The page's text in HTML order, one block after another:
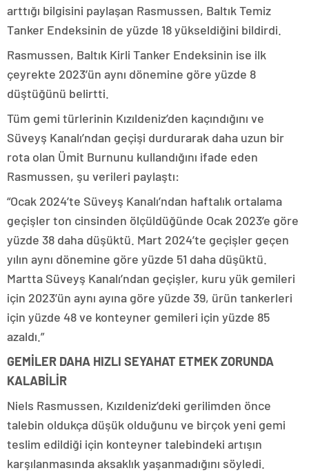
arttığı bilgisini paylaşan Rasmussen, Baltık Temiz
Tanker Endeksinin de yüzde 18 yükseldiğini bildirdi.
Rasmussen, Baltık Kirli Tanker Endeksinin ise ilk
çeyrekte 2023’ün aynı dönemine göre yüzde 8
düştüğünü belirtti.
Tüm gemi türlerinin Kızıldeniz’den kaçındığını ve
Süveyş Kanalı’ndan geçişi durdurarak daha uzun bir
rota olan Ümit Burnunu kullandığını ifade eden
Rasmussen, şu verileri paylaştı:
“Ocak 2024’te Süveyş Kanalı’ndan haftalık ortalama
geçişler ton cinsinden ölçüldüğünde Ocak 2023’e göre
yüzde 38 daha düşüktü. Mart 2024’te geçişler geçen
yılın aynı dönemine göre yüzde 51 daha düşüktü.
Martta Süveyş Kanalı’ndan geçişler, kuru yük gemileri
için 2023’ün aynı ayına göre yüzde 39, ürün tankerleri
için yüzde 48 ve konteyner gemileri için yüzde 85
azaldı.”
GEMİLER DAHA HIZLI SEYAHAT ETMEK ZORUNDA
KALABİLİR
Niels Rasmussen, Kızıldeniz’deki gerilimden önce
talebin oldukça düşük olduğunu ve birçok yeni gemi
teslim edildiği için konteyner talebindeki artışın
karşılanmasında aksaklık yaşanmadığını söyledi.